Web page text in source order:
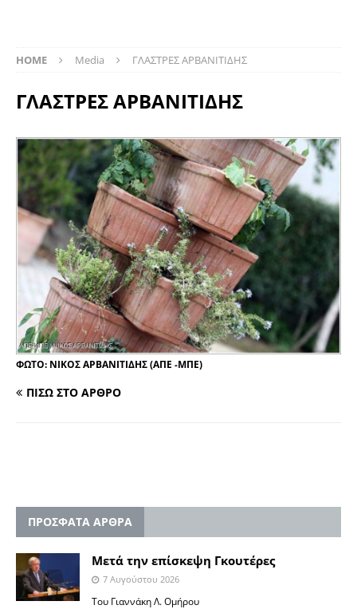
HOME Media ΓΛΑΣΤΡΕΣ ΑΡΒΑΝΙΤΙΔΗΣ
ΓΛΑΣΤΡΕΣ ΑΡΒΑΝΙΤΙΔΗΣ
ΦΩΤΟ: ΝΙΚΟΣ ΑΡΒΑΝΙΤΙΔΗΣ (ΑΠΕ -ΜΠΕ)
ΠΙΣΩ ΣΤΟ ΑΡΘΡΟ
ΠΡΟΣΦΑΤΑ ΑΡΘΡΑ
Μετά την επίσκεψη Γκουτέρες
7 Αυγούστου 2026
Του Γιαννάκη Λ. Ομήρου